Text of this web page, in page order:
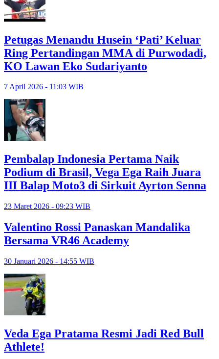
Petugas Menandu Husein ‘Pati’ Keluar
Ring Pertandingan MMA di Purwodadi,
KO Lawan Eko Sudariyanto
7 April 2026 - 11:03 WIB
Pembalap Indonesia Pertama Naik
Podium di Brasil, Vega Ega Raih Juara
III Balap Moto3 di Sirkuit Ayrton Senna
23 Maret 2026 - 09:23 WIB
Valentino Rossi Panaskan Mandalika
Bersama VR46 Academy
30 Januari 2026 - 14:55 WIB
Veda Ega Pratama Resmi Jadi Red Bull
Athlete!